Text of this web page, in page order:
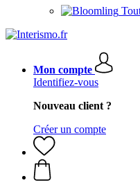
Mon compte
Identifiez-vous
Nouveau client ?
Créer un compte